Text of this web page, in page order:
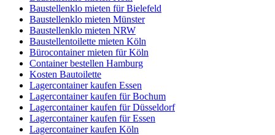
Baustellenklo mieten für Bielefeld
Baustellenklo mieten Münster
Baustellenklo mieten NRW
Baustellentoilette mieten Köln
Bürocontainer mieten für Köln
Container bestellen Hamburg
Kosten Bautoilette
Lagercontainer kaufen Essen
Lagercontainer kaufen für Bochum
Lagercontainer kaufen für Düsseldorf
Lagercontainer kaufen für Essen
Lagercontainer kaufen Köln